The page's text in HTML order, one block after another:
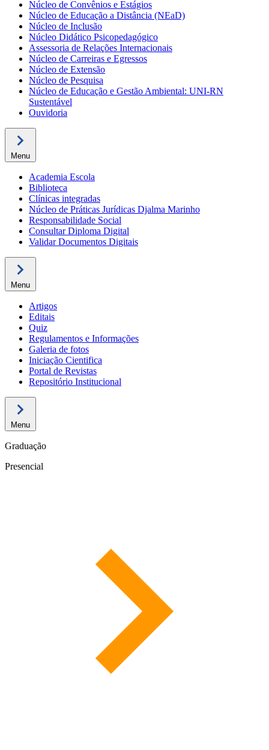
Núcleo de Convênios e Estágios
Núcleo de Educação a Distância (NEaD)
Núcleo de Inclusão
Núcleo Didático Psicopedagógico
Assessoria de Relações Internacionais
Núcleo de Carreiras e Egressos
Núcleo de Extensão
Núcleo de Pesquisa
Núcleo de Educação e Gestão Ambiental: UNI-RN
Sustentável
Ouvidoria
Menu
Academia Escola
Biblioteca
Clínicas integradas
Núcleo de Práticas Jurídicas Djalma Marinho
Responsabilidade Social
Consultar Diploma Digital
Validar Documentos Digitais
Menu
Artigos
Editais
Quiz
Regulamentos e Informações
Galeria de fotos
Iniciação Cientifica
Portal de Revistas
Repositório Institucional
Menu
Graduação
Presencial